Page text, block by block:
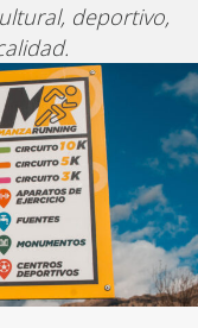
deportivo,